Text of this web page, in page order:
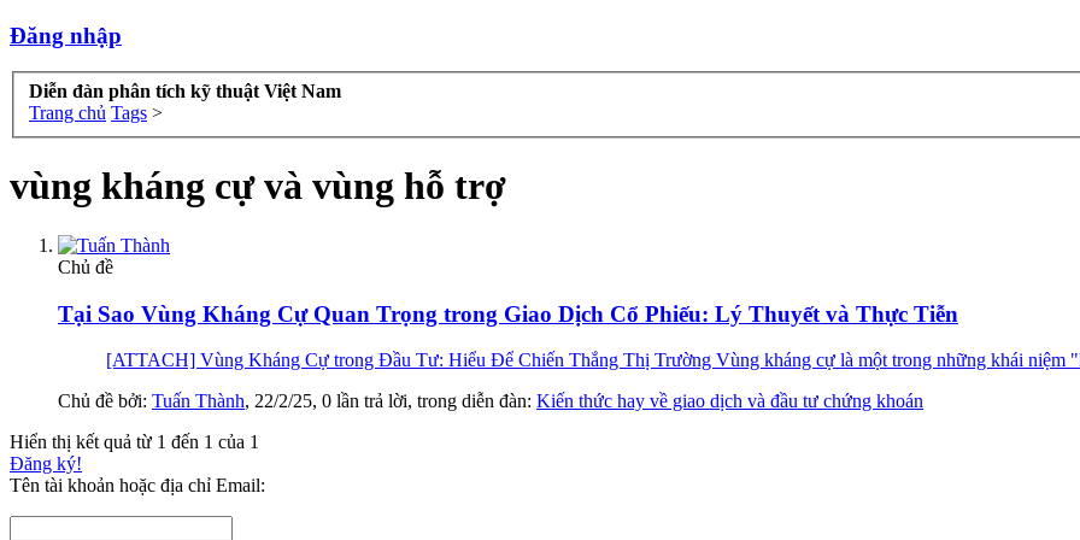
Đăng nhập
Diễn đàn phân tích kỹ thuật Việt Nam
Trang chủ Tags >
vùng kháng cự và vùng hỗ trợ
Chủ đề
Tại Sao Vùng Kháng Cự Quan Trọng trong Giao Dịch Cổ Phiếu: Lý Thuyết và Thực Tiễn
[ATTACH] Vùng Kháng Cự trong Đầu Tư: Hiểu Để Chiến Thắng Thị Trường Vùng kháng cự là một trong những khái niệm
Chủ đề bởi: Tuấn Thành, 22/2/25, 0 lần trả lời, trong diễn đàn: Kiến thức hay về giao dịch và đầu tư chứng khoán
Hiển thị kết quả từ 1 đến 1 của 1
Đăng ký!
Tên tài khoản hoặc địa chỉ Email: